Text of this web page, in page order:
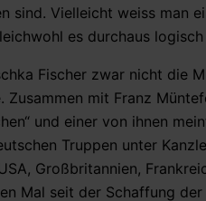
sind. Vielleicht weiss man
es durchaus
Fischer zwar nicht die
mit Franz
und einer von ihnen
Truppen unter
Großbritannien,
Mal seit der Schaffung